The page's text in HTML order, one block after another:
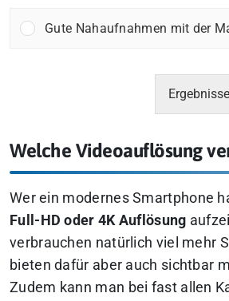
Gute Nahaufnahmen mit der
Ergebnisse
Welche Videoauflösung
Wer ein modernes Smartphone
Full-HD oder 4K Auflösung
verbrauchen natürlich viel mehr
bieten dafür aber auch sichtbar
Zudem kann man bei fast allen